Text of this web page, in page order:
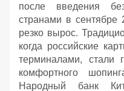
после введения
странами в сентябре
резко вырос.
когда российские
терминалами, стали
комфортного
Народный банк